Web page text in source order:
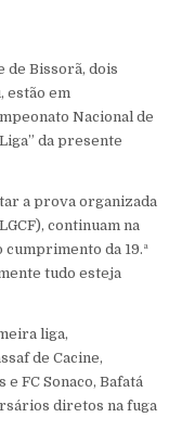
de Bissorã, dois
estão em
Nacional de
da presente
a prova organizada
continuam na
da 19.ª
tudo esteja
liga,
de Cacine,
FC Sonaco, Bafatá
diretos na fuga